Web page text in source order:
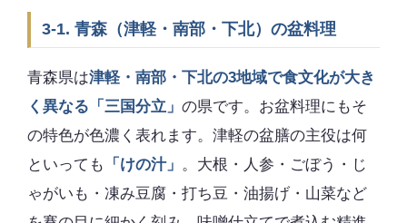
3-1. 青森（津軽・南部・下北）の盆料理
青森県は津軽・南部・下北の3地域で食文化が大き
く異なる「三国分立」 の県です。お盆料理にもそ
の特色が色濃く表れます。津軽の盆膳の主役は何
といっても
「けの汁」 。大根・人参・ごぼう・じ
ゃがいも・凍み豆腐・打ち豆・油揚げ・山菜など